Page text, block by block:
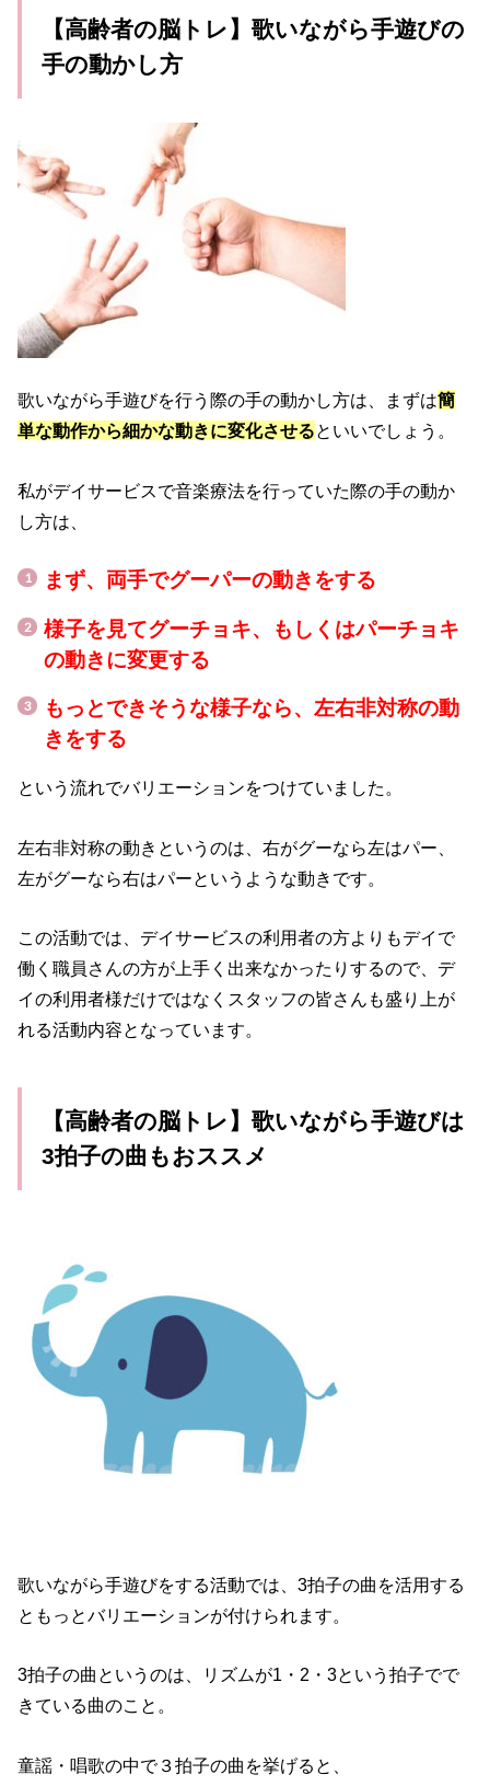
【高齢者の脳トレ】歌いながら手遊びの
手の動かし方
歌いながら手遊びを行う際の手の動かし方は、まずは簡
単な動作から細かな動きに変化させるといいでしょう。
私がデイサービスで音楽療法を行っていた際の手の動か
し方は、
まず、両手でグーパーの動きをする
様子を見てグーチョキ、もしくはパーチョキ
の動きに変更する
もっとできそうな様子なら、左右非対称の動
きをする
という流れでバリエーションをつけていました。
左右非対称の動きというのは、右がグーなら左はパー、
左がグーなら右はパーというような動きです。
この活動では、デイサービスの利用者の方よりもデイで
働く職員さんの方が上手く出来なかったりするので、デ
イの利用者様だけではなくスタッフの皆さんも盛り上が
れる活動内容となっています。
【高齢者の脳トレ】歌いながら手遊びは
3拍子の曲もおススメ
歌いながら手遊びをする活動では、3拍子の曲を活用する
ともっとバリエーションが付けられます。
3拍子の曲というのは、リズムが1・2・3という拍子でで
きている曲のこと。
童謡・唱歌の中で３拍子の曲を挙げると、